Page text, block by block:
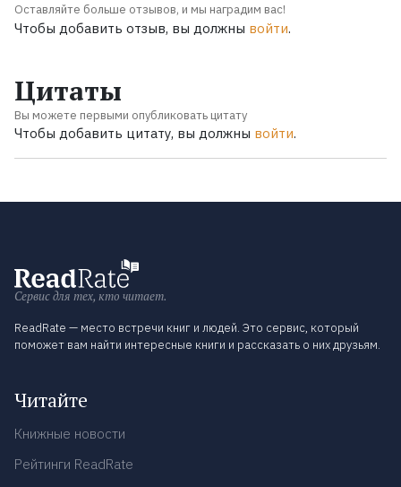
Оставляйте больше отзывов, и мы наградим вас!
Чтобы добавить отзыв, вы должны войти.
Цитаты
Вы можете первыми опубликовать цитату
Чтобы добавить цитату, вы должны войти.
Сервис для тех, кто читает.
ReadRate — место встречи книг и людей. Это сервис, который
поможет вам найти интересные книги и рассказать о них друзьям.
Читайте
Книжные новости
Рейтинги ReadRate